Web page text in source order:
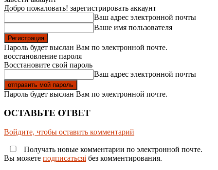
Добро пожаловать! зарегистрировать аккаунт
Ваш адрес электронной почты
Ваше имя пользователя
Пароль будет выслан Вам по электронной почте.
восстановление пароля
Восстановите свой пароль
Ваш адрес электронной почты
Пароль будет выслан Вам по электронной почте.
ОСТАВЬТЕ ОТВЕТ
Войдите, чтобы оставить комментарий
Получать новые комментарии по электронной почте.
Вы можете подписатьсяi без комментирования.